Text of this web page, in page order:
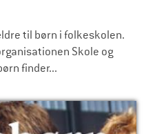
til børn i folkeskolen.
Skole og
finder...